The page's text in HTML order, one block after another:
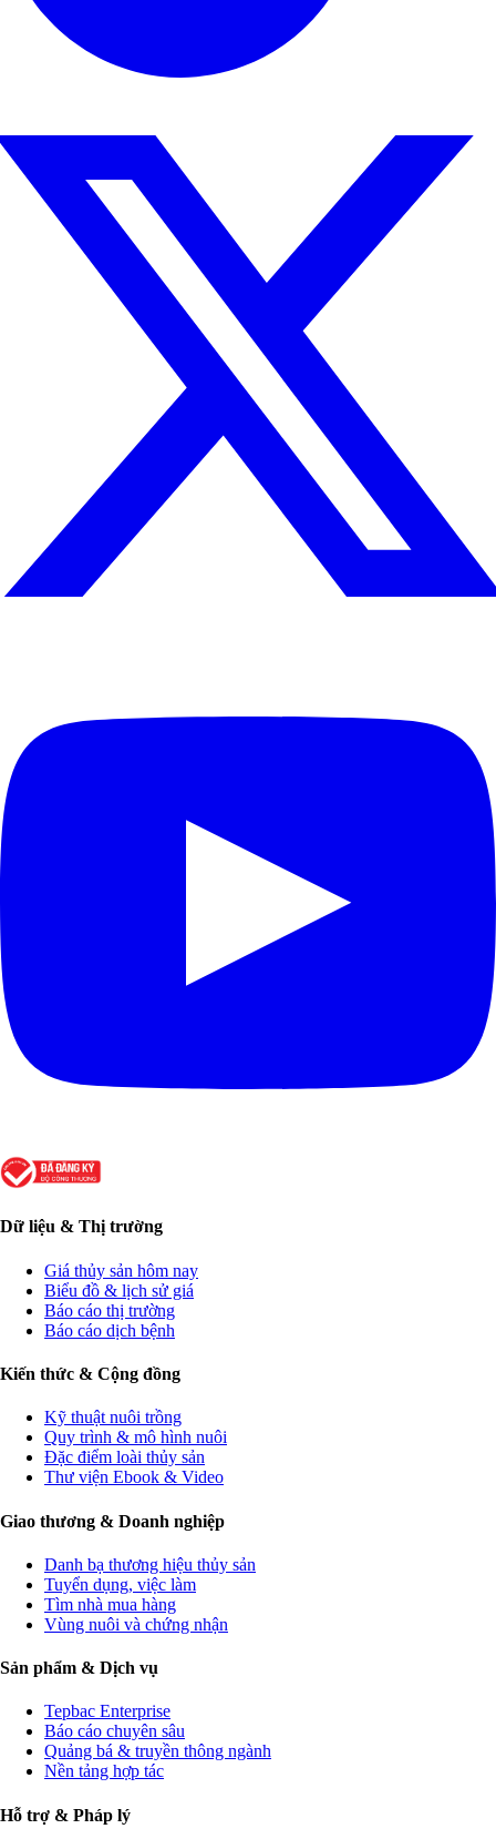
Dữ liệu & Thị trường
Giá thủy sản hôm nay
Biểu đồ & lịch sử giá
Báo cáo thị trường
Báo cáo dịch bệnh
Kiến thức & Cộng đồng
Kỹ thuật nuôi trồng
Quy trình & mô hình nuôi
Đặc điểm loài thủy sản
Thư viện Ebook & Video
Giao thương & Doanh nghiệp
Danh bạ thương hiệu thủy sản
Tuyển dụng, việc làm
Tìm nhà mua hàng
Vùng nuôi và chứng nhận
Sản phẩm & Dịch vụ
Tepbac Enterprise
Báo cáo chuyên sâu
Quảng bá & truyền thông ngành
Nền tảng hợp tác
Hỗ trợ & Pháp lý